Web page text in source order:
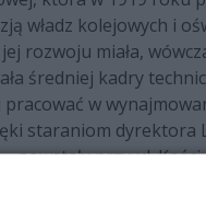
władz kolejowych i
rozwoju miała,
średniej kadry
w
staraniom dyrektora
powstały przy ul.
budynek